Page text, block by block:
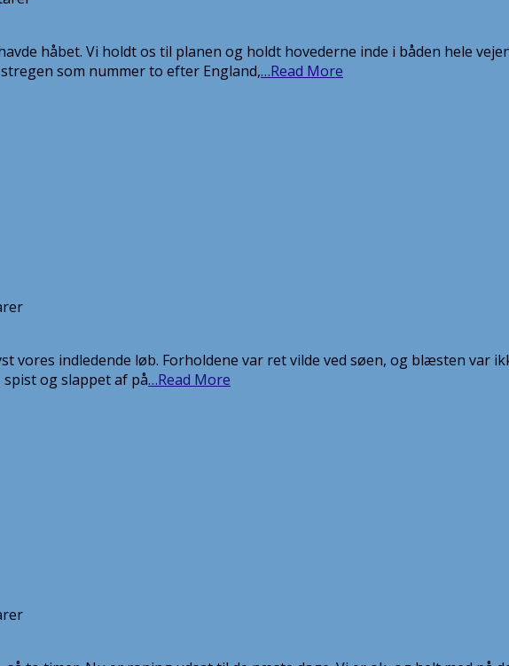
håbet. Vi holdt os til planen og holdt hovederne inde i båden hele
som nummer to efter England,…Read More
vores indledende løb. Forholdene var ret vilde ved søen, og blæsten var
og slappet af på…Read More